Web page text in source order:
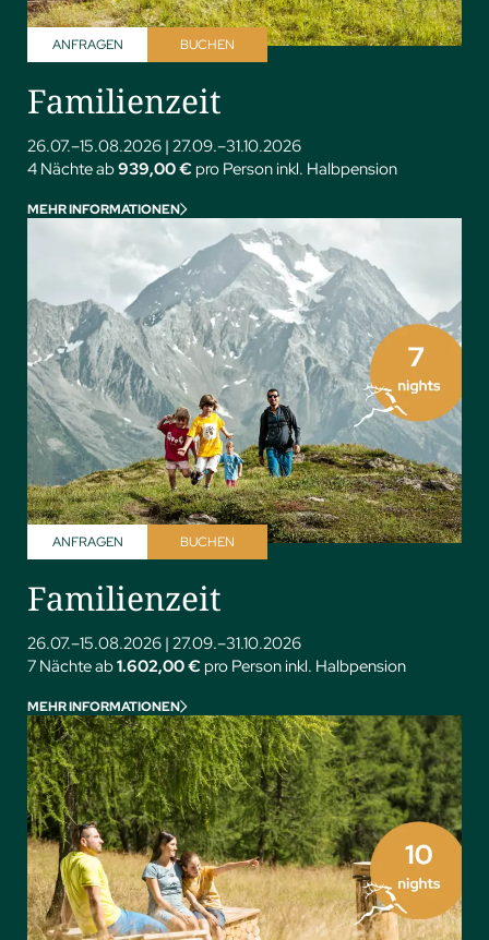
BUCHEN
ANFRAGEN
Familienzeit
26.07.–15.08.2026 | 27.09.–31.10.2026
4 Nächte ab939,00 € pro Person inkl. Halbpension
MEHR INFORMATIONEN
BUCHEN
ANFRAGEN
Familienzeit
26.07.–15.08.2026 | 27.09.–31.10.2026
7 Nächte ab1.602,00 € pro Person inkl. Halbpension
MEHR INFORMATIONEN